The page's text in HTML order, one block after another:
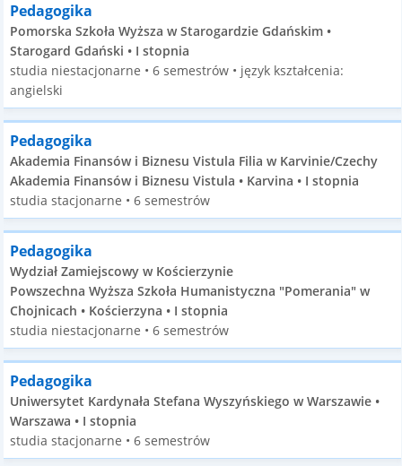
Pedagogika
Pomorska Szkoła Wyższa w Starogardzie Gdańskim •
Starogard Gdański • I stopnia
studia niestacjonarne • 6 semestrów • język kształcenia:
angielski
Pedagogika
Akademia Finansów i Biznesu Vistula Filia w Karvinie/Czechy
Akademia Finansów i Biznesu Vistula • Karvina • I stopnia
studia stacjonarne • 6 semestrów
Pedagogika
Wydział Zamiejscowy w Kościerzynie
Powszechna Wyższa Szkoła Humanistyczna "Pomerania" w
Chojnicach • Kościerzyna • I stopnia
studia niestacjonarne • 6 semestrów
Pedagogika
Uniwersytet Kardynała Stefana Wyszyńskiego w Warszawie •
Warszawa • I stopnia
studia stacjonarne • 6 semestrów